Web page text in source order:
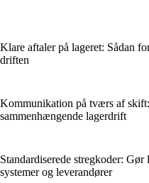
Klare aftaler på lageret: Sådan
driften
Kommunikation på tværs af
sammenhængende lagerdrift
Standardiserede stregkoder:
systemer og leverandører